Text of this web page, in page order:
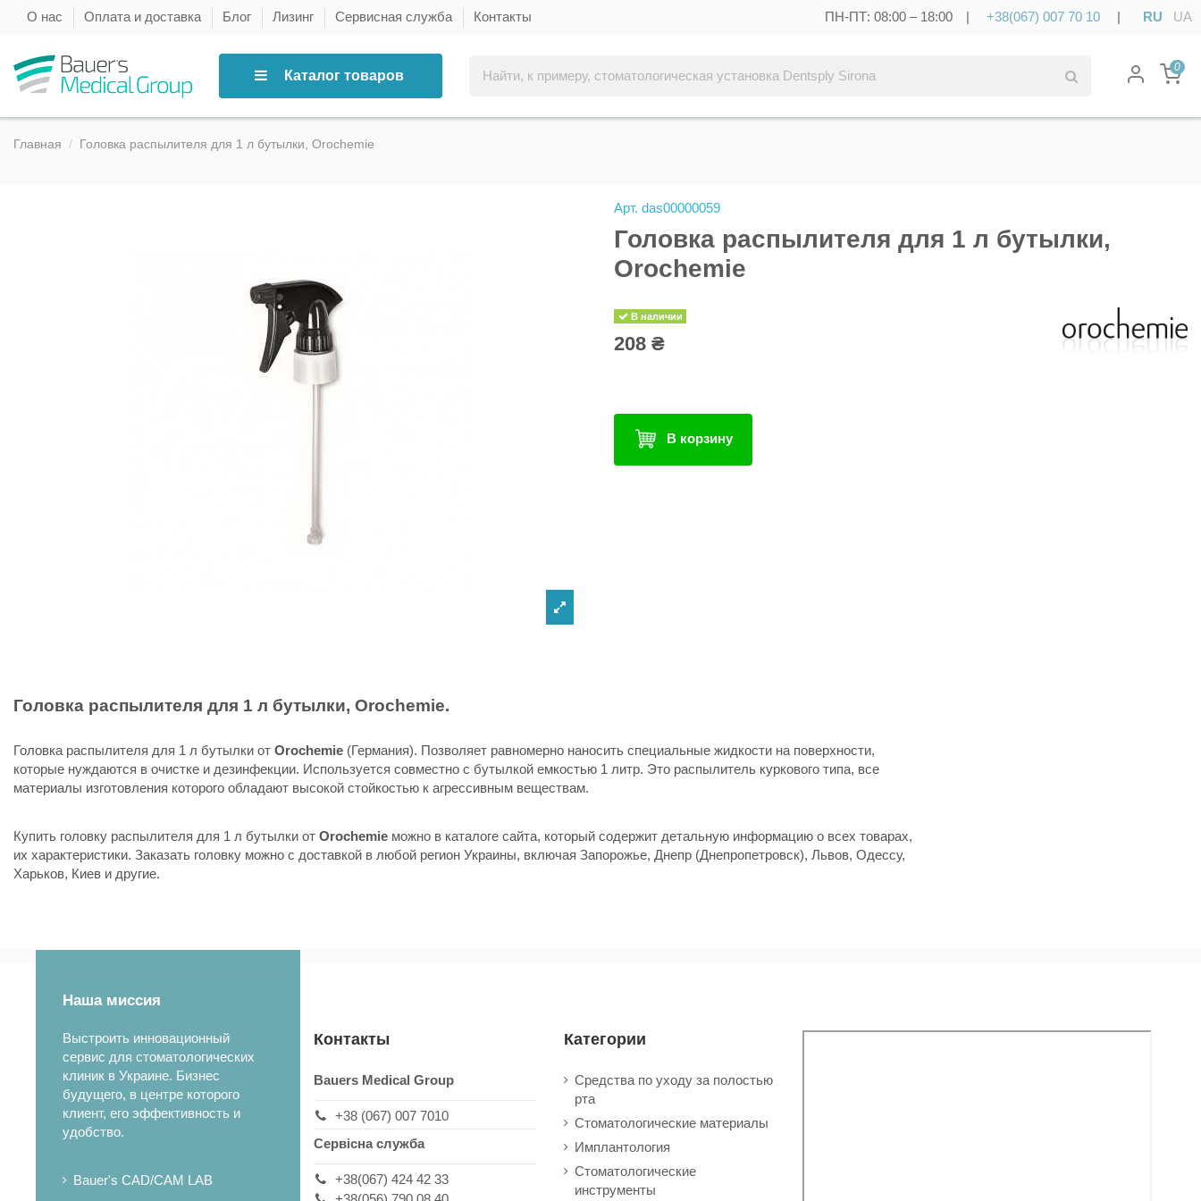
О нас Оплата и доставка Блог Лизинг Сервисная служба Контакты ПН-ПТ: 08:00 – 18:00 | +38(067) 007 70 10 | RU UA
Каталог товаров
0
Главная Головка распылителя для 1 л бутылки, Orochemie
Арт. das00000059
Головка распылителя для 1 л бутылки,
Orochemie
В наличии
208 ₴
В корзину
Головка распылителя для 1 л бутылки, Orochemie.
Головка распылителя для 1 л бутылки от Orochemie (Германия). Позволяет равномерно наносить специальные жидкости на поверхности,
которые нуждаются в очистке и дезинфекции. Используется совместно с бутылкой емкостью 1 литр. Это распылитель куркового типа, все
материалы изготовления которого обладают высокой стойкостью к агрессивным веществам.
Купить головку распылителя для 1 л бутылки от Orochemie можно в каталоге сайта, который содержит детальную информацию о всех товарах,
их характеристики. Заказать головку можно с доставкой в любой регион Украины, включая Запорожье, Днепр (Днепропетровск), Львов, Одессу,
Харьков, Киев и другие.
Наша миссия
Выстроить инновационный
сервис для стоматологических
клиник в Украине. Бизнес
будущего, в центре которого
клиент, его эффективность и
удобство.
Bauer's CAD/CAM LAB
Контакты
Bauers Medical Group
+38 (067) 007 7010
Сервісна служба
+38(067) 424 42 33
Категории
Средства по уходу за полостью
рта
Стоматологические материалы
Имплантология
Стоматологические
инструменты